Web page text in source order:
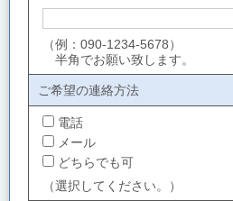
（例：090-1234-5678）
半角でお願い致します。
ご希望の連絡方法
電話
メール
どちらでも可
（選択してください。）